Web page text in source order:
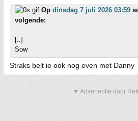
Op dinsdag 7 juli 2026 03:59
volgende:
[..]
Sow
Straks belt ie ook nog even met Danny
▼ Advertentie door